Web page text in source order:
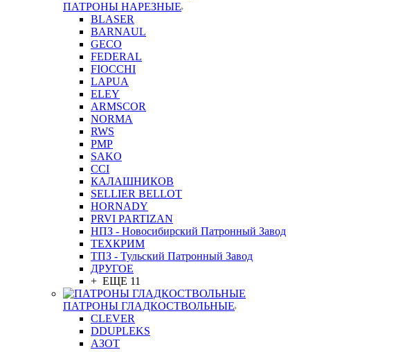
ПАТРОНЫ НАРЕЗНЫЕ
BLASER
BARNAUL
GEСO
FEDERAL
FIOCCHI
LAPUA
ELEY
ARMSCOR
NORMA
RWS
PMP
SAKO
CCI
КАЛАШНИКОВ
SELLIER BELLOT
HORNADY
PRVI PARTIZAN
НПЗ - Новосибирский Патронный Завод
ТЕХКРИМ
ТПЗ - Тульский Патронный Завод
ДРУГОЕ
+ ЕЩЕ 11
ПАТРОНЫ ГЛАДКОСТВОЛЬНЫЕ
CLEVER
DDUPLEKS
АЗОТ